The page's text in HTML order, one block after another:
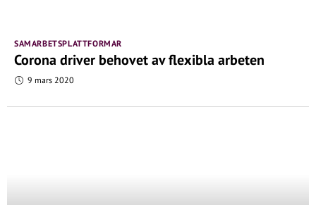
SAMARBETSPLATTFORMAR
Corona driver behovet av flexibla arbeten
9 mars 2020